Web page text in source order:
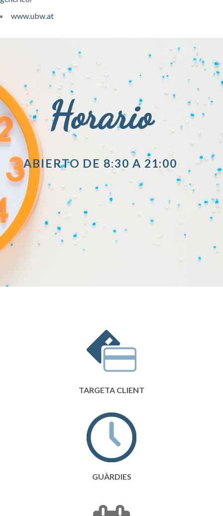
www.ubw.at
Horario
ABIERTO DE 8:30 A 21:00
TARGETA CLIENT
GUÀRDIES